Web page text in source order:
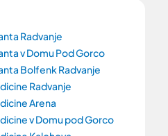
Radvanje
v Domu Pod Gorco
Bolfenk Radvanje
Radvanje
Arena
v Domu pod Gorco